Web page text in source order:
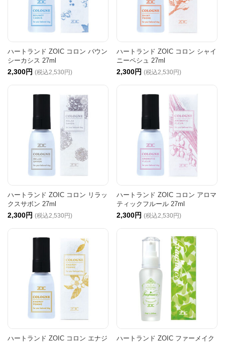
ハートランド ZOIC コロン バウン
シーカシス 27ml
2,300円 (税込2,530円)
ハートランド ZOIC コロン シャイ
ニーペシュ 27ml
2,300円 (税込2,530円)
ハートランド ZOIC コロン リラッ
クスサボン 27ml
2,300円 (税込2,530円)
ハートランド ZOIC コロン アロマ
ティックフルール 27ml
2,300円 (税込2,530円)
ハートランド ZOIC コロン エナジ
ハートランド ZOIC ファーメイク